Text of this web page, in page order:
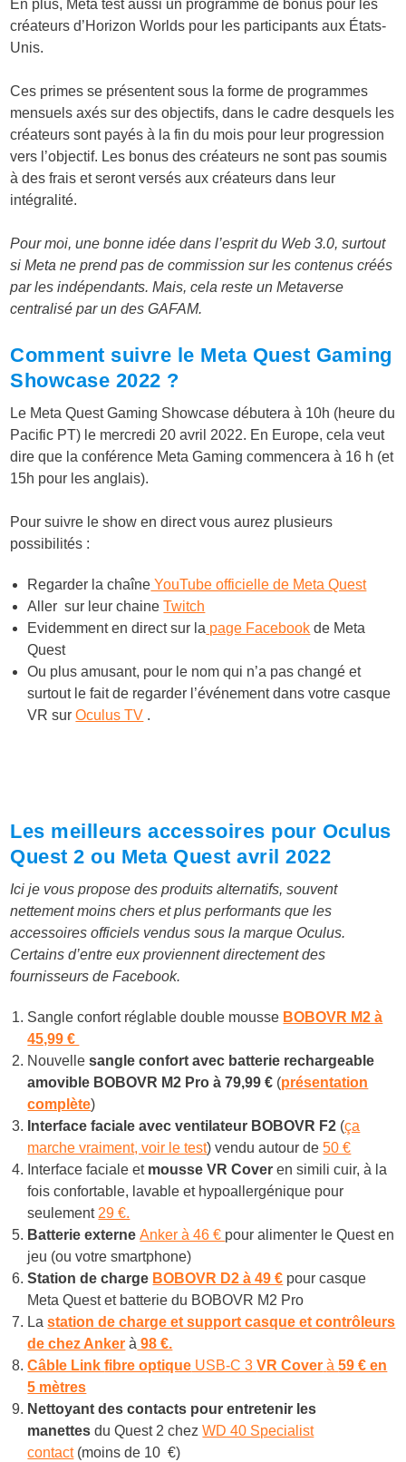
En plus, Meta test aussi un programme de bonus pour les
créateurs d’Horizon Worlds pour les participants aux États-
Unis.
Ces primes se présentent sous la forme de programmes
mensuels axés sur des objectifs, dans le cadre desquels les
créateurs sont payés à la fin du mois pour leur progression
vers l’objectif. Les bonus des créateurs ne sont pas soumis
à des frais et seront versés aux créateurs dans leur
intégralité.
Pour moi, une bonne idée dans l’esprit du Web 3.0, surtout
si Meta ne prend pas de commission sur les contenus créés
par les indépendants. Mais, cela reste un Metaverse
centralisé par un des GAFAM.
Comment suivre le Meta Quest Gaming
Showcase 2022 ?
Le Meta Quest Gaming Showcase débutera à 10h (heure du
Pacific PT) le mercredi 20 avril 2022. En Europe, cela veut
dire que la conférence Meta Gaming commencera à 16 h (et
15h pour les anglais).
Pour suivre le show en direct vous aurez plusieurs
possibilités :
Regarder la chaîne YouTube officielle de Meta Quest
Aller sur leur chaineTwitch
Evidemment en direct sur la page Facebook de Meta
Quest
Ou plus amusant, pour le nom qui n’a pas changé et
surtout le fait de regarder l’événement dans votre casque
VR surOculus TV .
Les meilleurs accessoires pour Oculus
Quest 2 ou Meta Quest avril 2022
Ici je vous propose des produits alternatifs, souvent
nettement moins chers et plus performants que les
accessoires officiels vendus sous la marque Oculus.
Certains d’entre eux proviennent directement des
fournisseurs de Facebook.
Sangle confort réglable double mousse BOBOVR M2 à
45,99 €
Nouvellesangle confort avec batterie rechargeable
amovible BOBOVR M2 Pro à79,99 € (présentation
complète)
Interface faciale avec ventilateur BOBOVR F2 (ça
marche vraiment, voir le test) vendu autour de50 €
Interface faciale et mousse VR Cover en simili cuir, à la
fois confortable, lavable et hypoallergénique pour
seulement 29 €.
Batterie externe Anker à 46 € pour alimenter le Quest en
jeu (ou votre smartphone)
Station de charge BOBOVR D2 à 49 € pour casque
Meta Quest et batterie du BOBOVR M2 Pro
Lastation de charge et support casque et contrôleurs
de chez Anker à 98 €.
Câble Linkfibre optique USB-C 3VR Cover à59 € en
5 mètres
Nettoyant des contacts pour entretenir les
manettes du Quest 2 chezWD 40 Specialist
contact(moins de 10 €)